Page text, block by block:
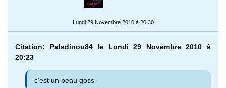
Lundi 29 Novembre 2010 à 20:30
Citation: Paladinou84 le Lundi 29 Novembre 2010 à
20:23
c'est un beau goss